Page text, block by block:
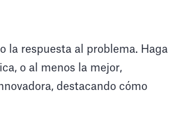
la respuesta al problema. Haga
o al menos la mejor,
destacando cómo